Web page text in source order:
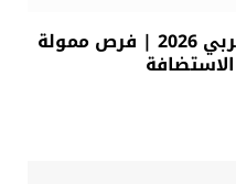
التطوع في كندا للشباب العربي 2026 | فرص ممولة